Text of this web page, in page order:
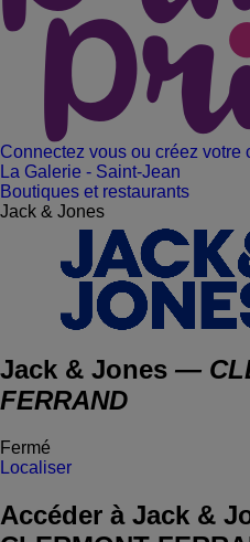
Connectez vous ou créez votre
La Galerie - Saint-Jean
Boutiques et restaurants
Jack & Jones
Jack & Jones —
FERRAND
Fermé
Localiser
Accéder à Jack &